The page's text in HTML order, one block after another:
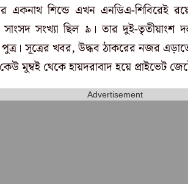
একনাথ শিন্ডে এখন এনডিএ-শিবিরেই
সংখ্যা ছিল ৯। তার দুই-
পুত্র। সূত্রের খবর, উদ্ধব ঠাকরের নজর
মুম্বই থেকে হায়দরাবাদ হয়ে প্রাইভেট
Advertisement